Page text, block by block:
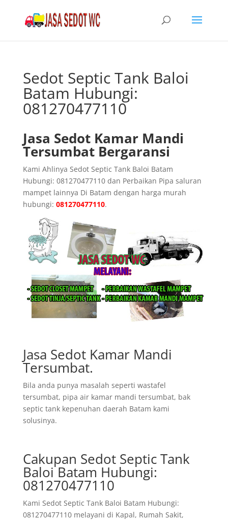
Sedot Septic Tank Baloi
Batam Hubungi:
081270477110
Jasa Sedot Kamar Mandi
Tersumbat Bergaransi
Kami Ahlinya Sedot Septic Tank Baloi Batam
Hubungi: 081270477110 dan Perbaikan Pipa saluran
mampet lainnya Di Batam dengan harga murah
hubungi: 081270477110.
Jasa Sedot Kamar Mandi
Tersumbat.
Bila anda punya masalah seperti wastafel
tersumbat, pipa air kamar mandi tersumbat, bak
septic tank kepenuhan daerah Batam kami
solusinya.
Cakupan Sedot Septic Tank
Baloi Batam Hubungi:
081270477110
Kami Sedot Septic Tank Baloi Batam Hubungi:
081270477110 melayani di Kapal, Rumah Sakit,